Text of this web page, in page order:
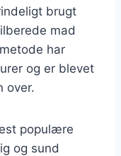
brugt
mad
har
og er blevet
over.
populære
og sund